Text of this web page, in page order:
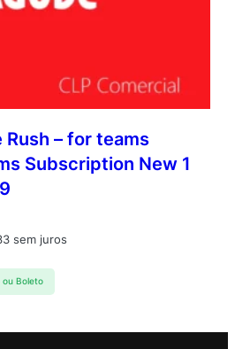
– for teams
Subscription New 1
sem juros
ou Boleto